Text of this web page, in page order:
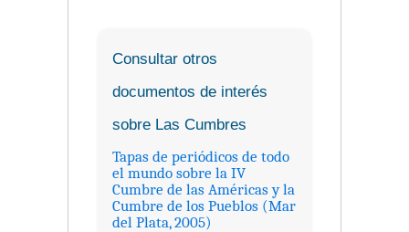
Consultar otros
documentos de interés
sobre Las Cumbres
Tapas de periódicos de todo
el mundo sobre la IV
Cumbre de las Américas y la
Cumbre de los Pueblos (Mar
del Plata, 2005)